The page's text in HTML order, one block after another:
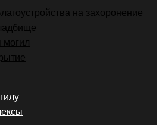
на захоронение